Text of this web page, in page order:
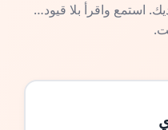
استمع واقرأ بلا قيود…